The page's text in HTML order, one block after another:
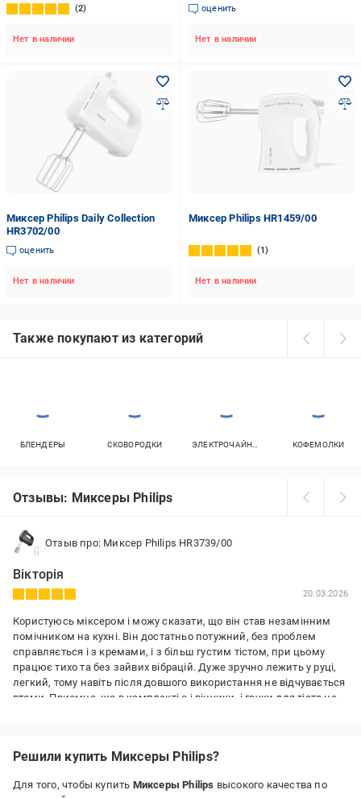
2
Нет в наличии
оценить
Нет в наличии
Миксер Philips Daily Collection
HR3702/00
оценить
Нет в наличии
Миксер Philips HR1459/00
1
Нет в наличии
Также покупают из категорий
БЛЕНДЕРЫ СКОВОРОДКИ КОФЕМОЛКИ
Отзывы: Миксеры Philips
Отзыв про: Миксер Philips HR3739/00
Вікторія
20.03.2026
Користуюсь міксером і можу сказати, що він став незамінним
помічником на кухні. Він достатньо потужний, без проблем
справляється і з кремами, і з більш густим тістом, при цьому
працює тихо та без зайвих вібрацій. Дуже зручно лежить у руці,
легкий, тому навіть після довшого використання не відчувається
втоми. Приємно, що в комплекті є і вінчики, і гачки для тіста це
легкий, тихий, легко доглядати
Решили купить Миксеры Philips?
Для того, чтобы купить Миксеры Philips высокого качества по